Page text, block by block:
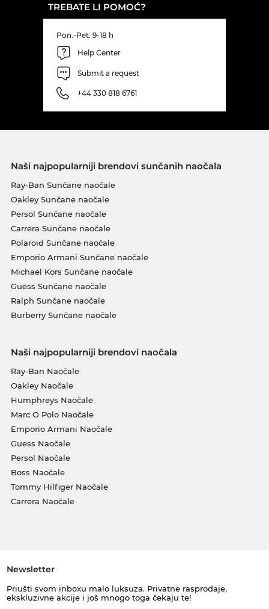
TREBATE LI POMOĆ?
Pon.-Pet. 9-18 h
Help Center
Submit a request
+44 330 818 6761
Naši najpopularniji brendovi sunčanih naočala
Ray-Ban Sunčane naočale
Oakley Sunčane naočale
Persol Sunčane naočale
Carrera Sunčane naočale
Polaroid Sunčane naočale
Emporio Armani Sunčane naočale
Michael Kors Sunčane naočale
Guess Sunčane naočale
Ralph Sunčane naočale
Burberry Sunčane naočale
Naši najpopularniji brendovi naočala
Ray-Ban Naočale
Oakley Naočale
Humphreys Naočale
Marc O Polo Naočale
Emporio Armani Naočale
Guess Naočale
Persol Naočale
Boss Naočale
Tommy Hilfiger Naočale
Carrera Naočale
Newsletter
Priušti svom inboxu malo luksuza. Privatne rasprodaje,
ekskluzivne akcije i još mnogo toga čekaju te!